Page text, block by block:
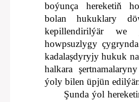
boýunça hereketiň
bolan hukuklary
kepillendirilýär we
howpsuzlygy
kadalaşdyryjy hukuk
halkara
ýoly bilen üpjün
Şunda ýol